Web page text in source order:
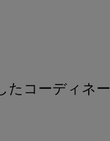
たコーディネー